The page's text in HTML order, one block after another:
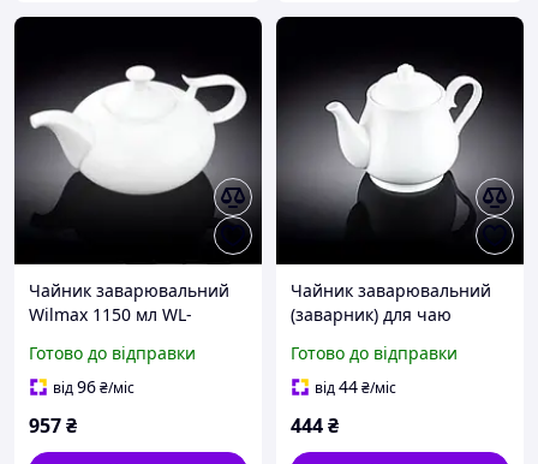
Чайник заварювальний
Wilmax 1150 мл WL-
Готово до відправки
від96₴/міс
957₴
Чайник заварювальний
(заварник) для чаю
550 мл (WL-994021)
Готово до відправки
від44₴/міс
444₴